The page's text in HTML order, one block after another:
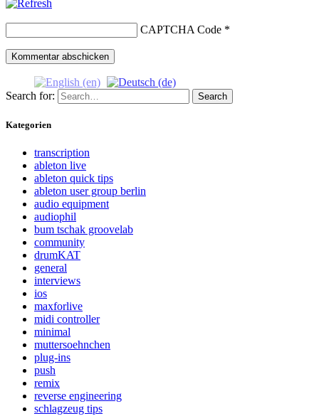
CAPTCHA Code *
Search for: Search
Kategorien
transcription
ableton live
ableton quick tips
ableton user group berlin
audio equipment
audiophil
bum tschak groovelab
community
drumKAT
general
interviews
ios
maxforlive
midi controller
minimal
muttersoehnchen
plug-ins
push
remix
reverse engineering
schlagzeug tips